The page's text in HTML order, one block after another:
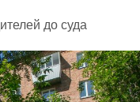
до суда